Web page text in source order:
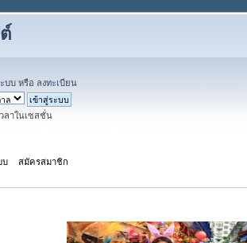
บบ หรือ ลงทะเบียน
ลาในเซสชั่น
บ สมัครสมาชิก